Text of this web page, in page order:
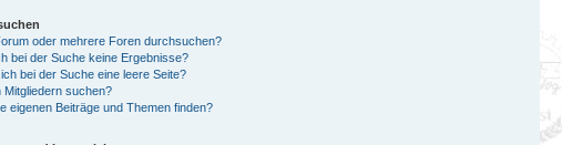
oder mehrere Foren durchsuchen?
bei der Suche keine Ergebnisse?
bei der Suche eine leere Seite?
suchen?
eigenen Beiträge und Themen finden?